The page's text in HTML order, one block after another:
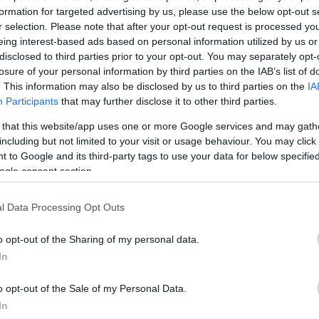
for targeted advertising by us, please use the below opt-out
selection. Please note that after your opt-out request is processed
interest-based ads based on personal information utilized by us
to third parties prior to your opt-out. You may separately
of your personal information by third parties on the IAB’s list of
This information may also be disclosed by us to third parties on the
Participants that may further disclose it to other third parties.
that this website/app uses one or more Google services and may
but not limited to your visit or usage behaviour. You may
to Google and its third-party tags to use your data for below
consent section.
Data Processing Opt Outs
opt-out of the Sharing of my personal data.
opt-out of the Sale of my Personal Data.
σκηνοθέτηςΕμίρ Κουστουρίτσα θα ανακηρυχθεί
νησιούαπό τη Δήμαρχο Σίφνου, καΜαρία
κεραμικό έργο, φιλοτεχνημένο ειδικά
αγγειοπλάστηΓιάννη Λεμπέσηκαι την
ταινιών θα ακολουθήσειQ&Aμε τη συμμετοχή
παρουσία του διακεκριμένου κριτικού
.